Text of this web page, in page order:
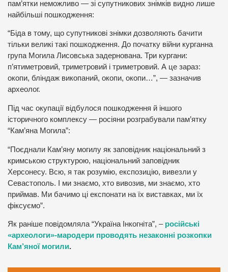
пам’ятки неможливо — зі супутникових знімків видно лише
найбільші пошкодження:
“Біда в тому, що супутникові знімки дозволяють бачити
тільки великі такі пошкодження. До початку війни курганна
група Могила Лисовська задернована. Три кургани:
п’ятиметровий, триметровий і триметровий. А це зараз:
окопи, бліндаж викопаний, окопи, окопи…”, — зазначив
археолог.
Під час окупації відбулося пошкодження й іншого
історичного комплексу — росіяни розграбували пам’ятку
“Кам’яна Могила”:
“Поєднали Кам’яну могилу як заповідник національний з
кримською структурою, національний заповідник
Херсонесу. Всю, я так розумію, експозицію, вивезли у
Севастополь. І ми знаємо, хто вивозив, ми знаємо, хто
приймав. Ми бачимо ці експонати на їх виставках, ми їх
фіксуємо”.
Як раніше повідомляла “Україна Інкогніта”, – російські
«археологи»-мародери проводять незаконні розкопки
Кам’яної могили.